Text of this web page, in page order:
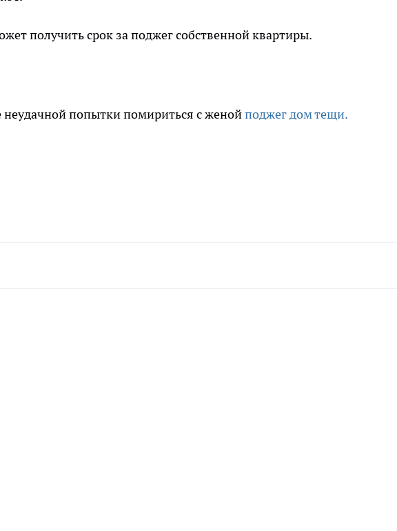
получить срок за поджег собственной квартиры.
неудачной попытки помириться с женойподжег дом тещи.